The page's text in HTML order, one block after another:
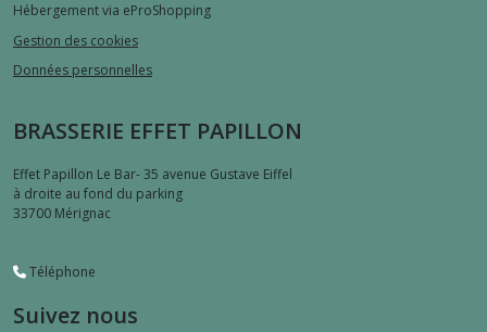
Hébergement via eProShopping
Gestion des cookies
Données personnelles
BRASSERIE EFFET PAPILLON
Effet Papillon Le Bar- 35 avenue Gustave Eiffel
à droite au fond du parking
33700 Mérignac
Téléphone
Suivez nous